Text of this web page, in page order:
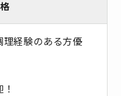
理経験のある方優